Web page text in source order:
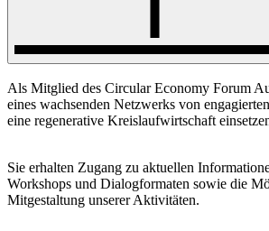
Als Mitglied des Circular Economy Forum
eines wachsenden Netzwerks von
eine regenerative Kreislaufwirtschaft
Sie erhalten Zugang zu aktuellen
Workshops und Dialogformaten sowie die
Mitgestaltung unserer Aktivitäten.